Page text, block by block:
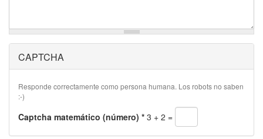
CAPTCHA
Responde correctamente como persona humana. Los robots no saben
:-)
Captcha matemático (número) * 3 + 2 =